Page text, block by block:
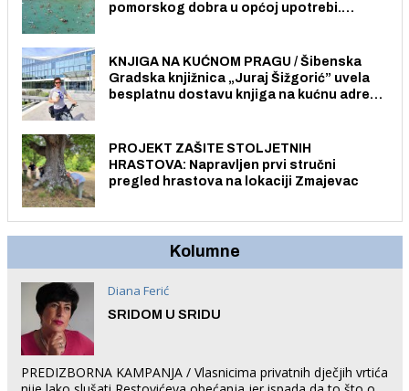
pomorskog dobra u općoj upotrebi.
KNJIGA NA KUĆNOM PRAGU / Šibenska
Gradska knjižnica „Juraj Šižgorić” uvela
besplatnu dostavu knjiga na kućnu adresu
PROJEKT ZAŠITE STOLJETNIH
HRASTOVA: Napravljen prvi stručni
pregled hrastova na lokaciji Zmajevac
Kolumne
Diana Ferić
SRIDOM U SRIDU
PREDIZBORNA KAMPANJA / Vlasnicima privatnih dječjih vrtića